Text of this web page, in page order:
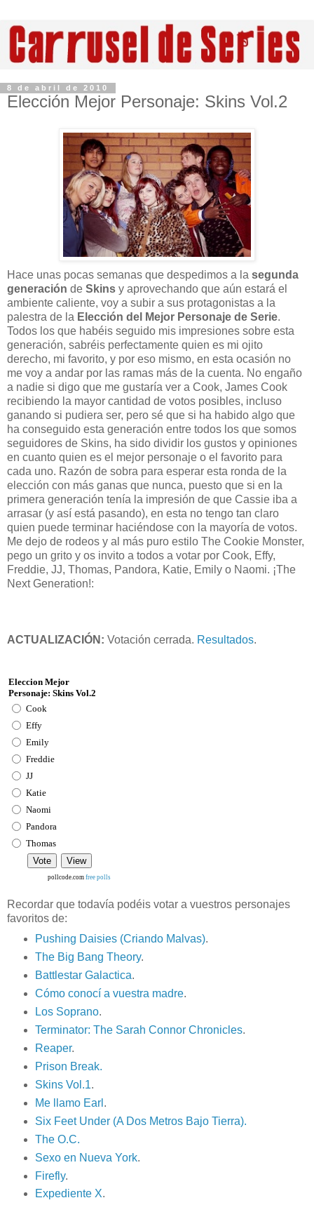
8 de abril de 2010
Elección Mejor Personaje: Skins Vol.2
Hace unas pocas semanas que despedimos a la segunda
generación de Skins y aprovechando que aún estará el
ambiente caliente, voy a subir a sus protagonistas a la
palestra de la Elección del Mejor Personaje de Serie.
Todos los que habéis seguido mis impresiones sobre esta
generación, sabréis perfectamente quien es mi ojito
derecho, mi favorito, y por eso mismo, en esta ocasión no
me voy a andar por las ramas más de la cuenta. No engaño
a nadie si digo que me gustaría ver a Cook, James Cook
recibiendo la mayor cantidad de votos posibles, incluso
ganando si pudiera ser, pero sé que si ha habido algo que
ha conseguido esta generación entre todos los que somos
seguidores de Skins, ha sido dividir los gustos y opiniones
en cuanto quien es el mejor personaje o el favorito para
cada uno. Razón de sobra para esperar esta ronda de la
elección con más ganas que nunca, puesto que si en la
primera generación tenía la impresión de que Cassie iba a
arrasar (y así está pasando), en esta no tengo tan claro
quien puede terminar haciéndose con la mayoría de votos.
Me dejo de rodeos y al más puro estilo The Cookie Monster,
pego un grito y os invito a todos a votar por Cook, Effy,
Freddie, JJ, Thomas, Pandora, Katie, Emily o Naomi. ¡The
Next Generation!:
ACTUALIZACIÓN: Votación cerrada. Resultados.
Eleccion Mejor
Personaje: Skins Vol.2
Cook
Effy
Emily
Freddie
JJ
Katie
Naomi
Pandora
Thomas
pollcode.com free polls
Recordar que todavía podéis votar a vuestros personajes
favoritos de:
Pushing Daisies (Criando Malvas).
The Big Bang Theory.
Battlestar Galactica.
Cómo conocí a vuestra madre.
Los Soprano.
Terminator: The Sarah Connor Chronicles.
Reaper.
Prison Break.
Skins Vol.1.
Me llamo Earl .
Six Feet Under (A Dos Metros Bajo Tierra).
The O.C.
Sexo en Nueva York.
Firefly.
Expediente X.